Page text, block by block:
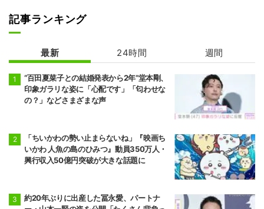
記事ランキング
最新 24時間 週間
“百田夏菜子との結婚発表から2年”堂本剛、
印象ガラリな姿に「心配です」「匂わせな
の？」などさまざまな声
「ちいかわの勢い止まらないね」『映画ち
いかわ 人魚の島のひみつ』動員350万人・
興行収入50億円突破が大きな話題に
約20年ぶりに出産した冨永愛、パートナ